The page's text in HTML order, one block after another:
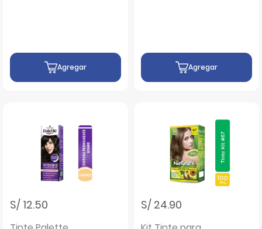
Agregar Agregar
S/ 12.50 S/ 24.90